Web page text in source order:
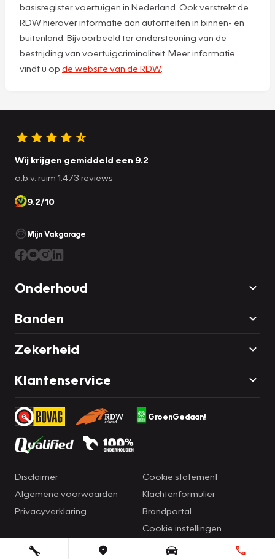
basisregister voertuigen in Nederland. Ook verstrekt de
RDW hierover informatie aan autoriteiten in binnen- en
buitenland. Bijvoorbeeld ter ondersteuning van de
bestrijding van voertuigcriminaliteit. Meer informatie
vindt u op de website van de RDW.
Wij krijgen gemiddeld een 9.2
o.b.v. ruim 1.473 reviews
9.2/10
Mijn Vakgarage
Onderhoud
Banden
Zekerheid
Klantenservice
GroenGedaan!
Disclaimer
Algemene voorwaarden
Privacyverklaring
Cookie statement
Klachtenformulier
Brandportal
Cookie instellingen